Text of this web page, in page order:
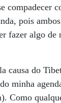
compadecer
pois
fazer algo de
causa do
minha
Como